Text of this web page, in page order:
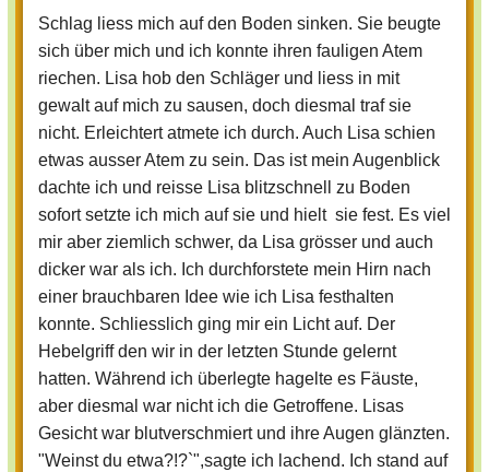
Lisas Gesicht war blutverschmiert und
ihre Augen glänzten. "Weinst du etwa?!?
`",sagte ich lachend. Ich stand auf und
nahm sie in den Hebelgriff, worauf sie
einen schmerzerfüllten Schrei ausstiess.
"Bitte Bitte lass mich los!!",flehte Lisa die
unter meinem Gewicht und dem Druck
auf ihrem Handgelenk immer schwächer
wurde. "Erzählst du Lauren die
Wahrheit?",fragte ich sie. "Nein
niemals!!", gab sie mürrisch zur Antwort.
Darauf verstärkte ich den Druck an ihrem
Handgelenk um einiges. "Sagst du ihr
jetzt die Wahrheit?", fragte ich zurück. "Ja
ja ich tu alles was du willst nur lass mich
endlich los!!
Schlag liess mich auf den Boden sinken. Sie beugte
sich über mich und ich konnte ihren fauligen Atem
riechen. Lisa hob den Schläger und liess in mit
gewalt auf mich zu sausen, doch diesmal traf sie
nicht. Erleichtert atmete ich durch. Auch Lisa schien
etwas ausser Atem zu sein. Das ist mein Augenblick
dachte ich und reisse Lisa blitzschnell zu Boden
sofort setzte ich mich auf sie und hielt sie fest. Es viel
mir aber ziemlich schwer, da Lisa grösser und auch
dicker war als ich. Ich durchforstete mein Hirn nach
einer brauchbaren Idee wie ich Lisa festhalten
konnte. Schliesslich ging mir ein Licht auf. Der
Hebelgriff den wir in der letzten Stunde gelernt
hatten. Während ich überlegte hagelte es Fäuste,
aber diesmal war nicht ich die Getroffene. Lisas
Gesicht war blutverschmiert und ihre Augen glänzten.
"Weinst du etwa?!?`",sagte ich lachend. Ich stand auf